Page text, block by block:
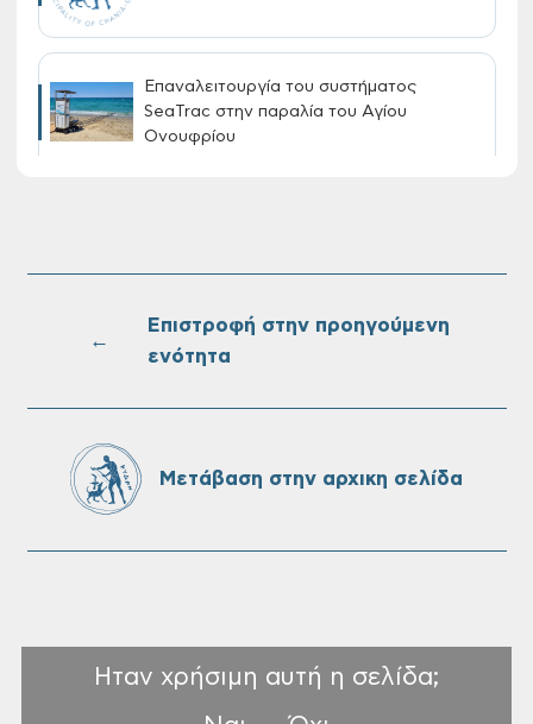
Επαναλειτουργία του συστήματος
SeaTrac στην παραλία του Αγίου
Ονουφρίου
πίνακες της προκήρυξης ΣΟΧ 3/2026 του
πρόσληψη προσωπικού με σχέση
σχολικών μονάδων
←
Επιστροφή στην προηγούμενη
ενότητα
Μετάβαση στην αρχικη σελίδα
Ηταν χρήσιμη αυτή η σελίδα;